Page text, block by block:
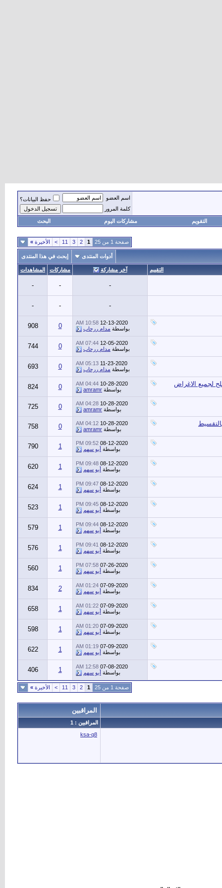
اسم العضو
حفظ البيانات؟
كلمة المرور
التقويم مشاركات اليوم البحث
صفحة 1 من 25 1
2
3
11
> الأخيرة »
أدوات المنتدى إبحث في هذا المنتدى
التقييم آخر مشاركة مشاركات المشاهدات
-
-
-
-
-
-
12-13-2020
10:58 AM
بواسطة مدام ررحاب 0
908
12-05-2020
07:44 AM
بواسطة مدام ررحاب 0
744
11-23-2020
05:13 AM
بواسطة مدام ررحاب 0
693
10-28-2020
04:44 AM
بواسطة amramr
0
824
10-28-2020
04:28 AM
بواسطة amramr
0
725
10-28-2020
04:12 AM
بواسطة amramr
0
758
08-12-2020
09:52 PM
بواسطة أبو سهم 1
790
08-12-2020
09:48 PM
بواسطة أبو سهم 1
620
08-12-2020
09:47 PM
بواسطة أبو سهم 1
624
08-12-2020
09:45 PM
بواسطة أبو سهم 1
523
08-12-2020
09:44 PM
بواسطة أبو سهم 1
579
08-12-2020
09:41 PM
بواسطة أبو سهم 1
576
07-26-2020
07:58 PM
بواسطة أبو سهم 1
560
07-09-2020
01:24 AM
بواسطة أبو سهم 2
834
07-09-2020
01:22 AM
بواسطة أبو سهم 1
658
07-09-2020
01:20 AM
بواسطة أبو سهم 1
598
07-09-2020
01:19 AM
بواسطة أبو سهم 1
622
07-08-2020
12:58 AM
بواسطة أبو سهم 1
406
صفحة 1 من 25 1
2
3
11
> الأخيرة »
المراقبين
المراقبين : 1
ksa-q8